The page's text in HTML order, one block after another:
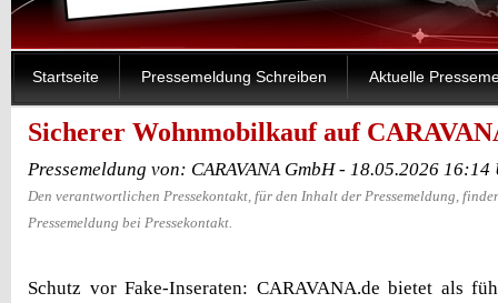
Startseite Pressemeldung Schreiben Aktuelle
Sicherer Wohnmobilkauf auf
Pressemeldung von: CARAVANA GmbH - 18.05.2026 16:14
Den verantwortlichen Pressekontakt, für den Inhalt der Pressemeldung,
Pressemeldung bei Pressekontakt.
Schutz vor Fake-Inseraten: CARAVANA.de bietet als